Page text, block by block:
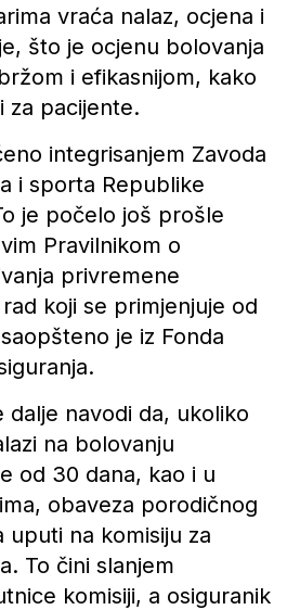
vraća nalaz, ocjena i
što je ocjenu bolovanja
i efikasnijom, kako
za pacijente.
integrisanjem Zavoda
i sporta Republike
je počelo još prošle
Pravilnikom o
privremene
koji se primjenjuje od
je iz Fonda
dalje navodi da, ukoliko
na bolovanju
od 30 dana, kao i u
obaveza porodičnog
uputi na komisiju za
To čini slanjem
komisiji, a osiguranik